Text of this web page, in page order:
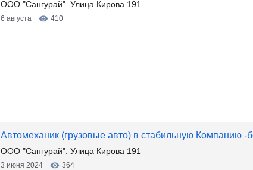
ООО "Сангурай". Улица Кирова 191
6 августа 410
Автомеханик (грузовые авто) в стабильную Компанию -
ООО "Сангурай". Улица Кирова 191
3 июня 2024 364